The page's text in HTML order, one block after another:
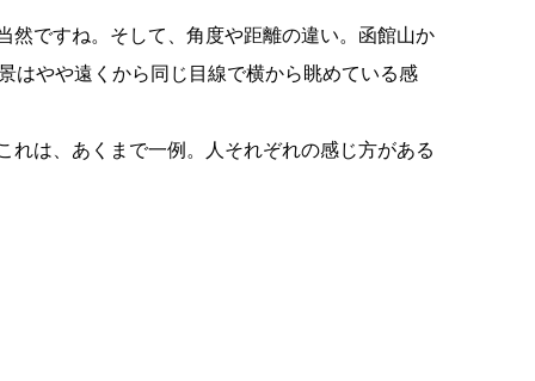
ですね。そして、角度や距離の違い。函館山か
はやや遠くから同じ目線で横から眺めている感
は、あくまで一例。人それぞれの感じ方がある